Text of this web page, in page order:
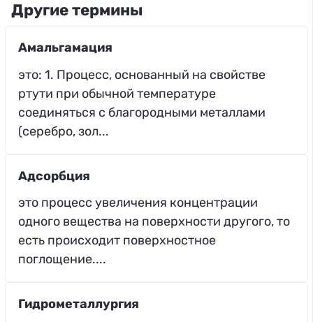
Другие термины
Амальгамация
это: 1. Процесс, основанный на свойстве
ртути при обычной температуре
соединяться с благородными металлами
(серебро, зол...
Адсорбция
это процесс увеличения концентрации
одного вещества на поверхности другого, то
есть происходит поверхностное
поглощение....
Гидрометаллургия